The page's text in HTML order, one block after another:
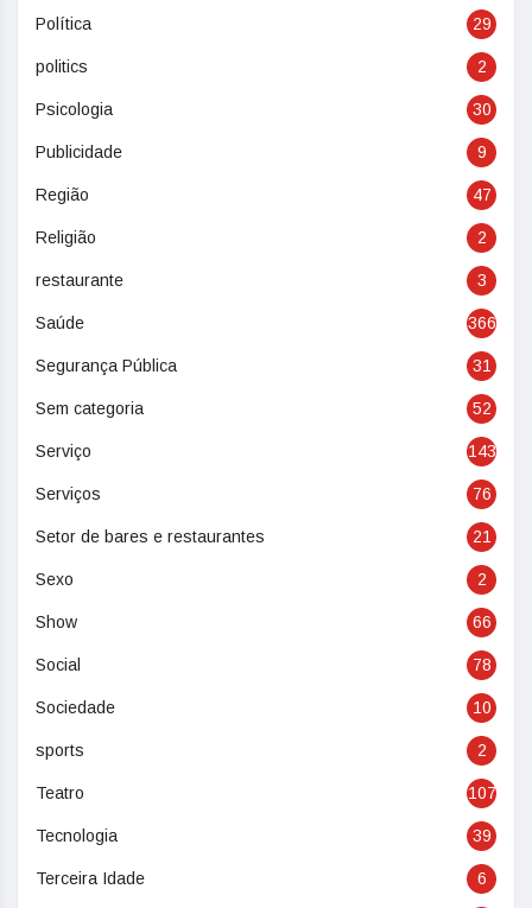
Política 29
politics 2
Psicologia 30
Publicidade 9
Região 47
Religião 2
restaurante 3
Saúde 366
Segurança Pública 31
Sem categoria 52
Serviço 143
Serviços 76
Setor de bares e restaurantes 21
Sexo 2
Show 66
Social 78
Sociedade 10
sports 2
Teatro 107
Tecnologia 39
Terceira Idade 6